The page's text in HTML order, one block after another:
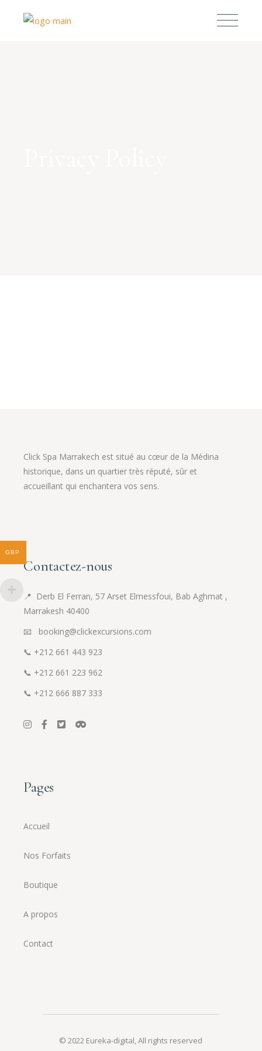
Click Spa Marrakech est situé au cœur de la Médina
historique, dans un quartier très réputé, sûr et
accueillant qui enchantera vos sens.
Contactez-nous
📍 Derb El Ferran, 57 Arset Elmessfoui, Bab Aghmat ,
Marrakesh 40400
📧 booking@clickexcursions.com
📞 +212 661 443 923
📞 +212 661 223 962
📞 +212 666 887 333
Pages
Accueil
Nos Forfaits
Boutique
A propos
Contact
© 2022 Eureka-digital,All rights reserved
GBP